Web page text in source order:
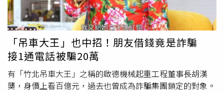
的疲憊感，因此選擇以「感受角色生活」而非「演出疲累」
的方式進入人物。曾敬驊跟阿嬤要Line遭「人生首次拒
絕」，親曝灑農藥、搬金紙體驗角色辛勞。（圖／冬候鳥電
影、文策院）至於片中角色涉及詐騙集團相關背景，他笑說
自己其實不曾真正遇過詐騙集團，頂多接過
常一聽就直接掛掉，丁寧則說自己很喜歡聽詐騙集團說什
麼，但對方卻以髒話掛掉電話。被虧很愛講話的范少勳說自
「吊車大王」也中招！朋友借錢竟是詐騙
接1通電話被騙20萬
有「竹北吊車大王」之稱的啟德機械起重工程董事長胡漢
龑，身價上看百億元，過去也曾成為詐騙集團鎖定的對象。